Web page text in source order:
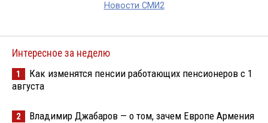
Новости СМИ2
Интересное за неделю
1
Как изменятся пенсии работающих пенсионеров с 1
августа
2 Владимир Джабаров — о том, зачем Европе Армения